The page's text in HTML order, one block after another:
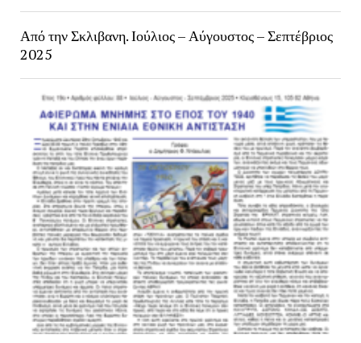
Από την Σκλιβανη. Ιούλιος – Αύγουστος – Σεπτέβριος
2025